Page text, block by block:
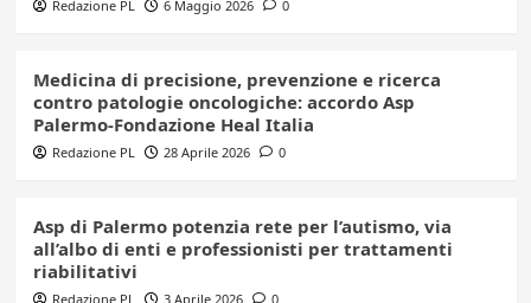
Redazione PL 6 Maggio 2026 0
Medicina di precisione, prevenzione e ricerca
contro patologie oncologiche: accordo Asp
Palermo-Fondazione Heal Italia
Redazione PL 28 Aprile 2026 0
Asp di Palermo potenzia rete per l’autismo, via
all’albo di enti e professionisti per trattamenti
riabilitativi
Redazione PL 3 Aprile 2026 0